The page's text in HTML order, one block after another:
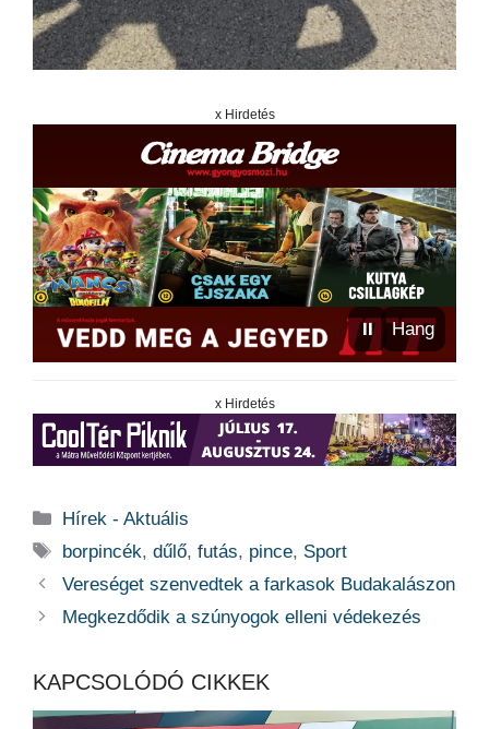
x Hirdetés
⏸ Hang
x Hirdetés
Kategória
Hírek - Aktuális
Címkék
borpincék,dűlő,futás, pince, Sport
Vereséget szenvedtek a farkasok Budakalászon
Megkezdődik a szúnyogok elleni védekezés
KAPCSOLÓDÓ CIKKEK